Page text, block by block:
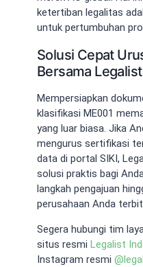
ketertiban legalitas
untuk pertumbuhan
Solusi Cepat
Bersama
Mempersiapkan
klasifikasi ME001
yang luar biasa. Jika
mengurus sertifikasi
data di portal SIKI,
solusi praktis bagi
langkah pengajuan
perusahaan Anda
Segera hubungi tim
situs resmi Legalist
Instagram resmi @